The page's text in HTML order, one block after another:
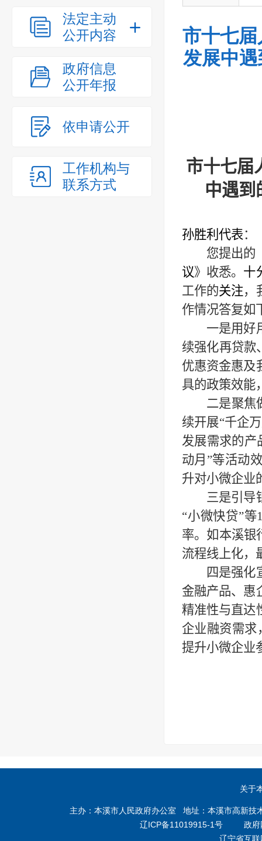
法定主动
公开内容
政府信息
公开年报
依申请公开
工作机构与
联系方式
市十七
发展中
市十七届
中遇到
孙胜利代表：
您提出的
议》 收悉。 十
工作的关注，
作情况答复如
一是用好
续强化再贷款
优惠资金惠及
具的政策效能
二是聚焦
续开展“千企
发展需求的产
动月”等活动
升对小微企业
三是引导
“小微快贷”
率。如本溪银
流程线上化，
四是强化
金融产品、惠
精准性与直达
企业融资需求
提升小微企业
关于
主办：本溪市人民政府办公室 地址：本溪市高新
辽ICP备11019915-1号 政府
辽宁省互